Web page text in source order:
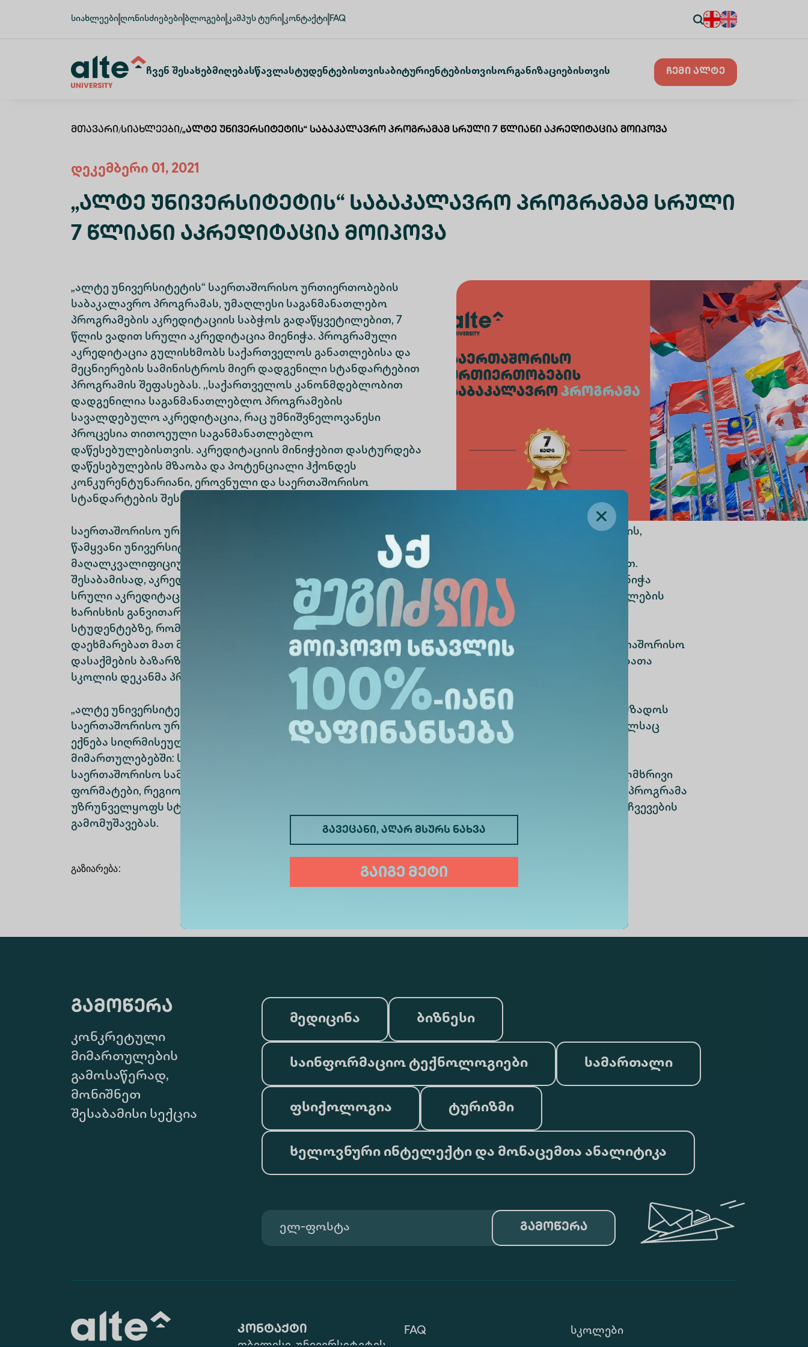
სიახლეები ღონისძიებები ბლოგები კამპუს ტური კონტაქტი FAQ
Ჩვენ ᲨესახებᲛიღებაᲡწავლაᲡტუდენტებისთვისᲐბიტურიენტებისთვისᲝრგანიზაციებისთვის ჩემი ალტე
გავეცანი, აღარ მსურს ნახვა
გაიგე მეტი
Მთავარი/Სიახლეები/„ალტე Უნივერსიტეტის“ Საბაკალავრო Პროგრამამ Სრული 7 Წლიანი Აკრედიტაცია Მოიპოვა
დეკემბერი 01, 2021
„ალტე Უნივერსიტეტის“ Საბაკალავრო Პროგრამამ Სრული
7 Წლიანი Აკრედიტაცია Მოიპოვა
„ალტე უნივერსიტეტის“ საერთაშორისო ურთიერთობების
საბაკალავრო პროგრამას, უმაღლესი საგანმანათლებო
პროგრამების აკრედიტაციის საბჭოს გადაწყვეტილებით, 7
წლის ვადით სრული აკრედიტაცია მიენიჭა. პროგრამული
აკრედიტაცია გულისხმობს საქართველოს განათლებისა და
მეცნიერების სამინისტროს მიერ დადგენილი სტანდარტებით
პროგრამის შეფასებას. ,,საქართველოს კანონმდებლობით
დადგენილია საგანმანათლებლო პროგრამების
სავალდებულო აკრედიტაცია, რაც უმნიშვნელოვანესი
პროცესია თითოეული საგანმანათლებლო
დაწესებულებისთვის. აკრედიტაციის მინიჭებით დასტურდება
დაწესებულების მზაობა და პოტენციალი ჰქონდეს
კონკურენტუნარიანი, ეროვნული და საერთაშორისო
სტანდარტების შესაბამისი პროგრამა.
საერთაშორისო ურთიერთობების საბაკალავრო პროგრამა განახლდა შრომის ბაზრის მოთხოვნების,
წამყვანი უნივერსიტეტების საუკეთესო საერთაშორისო პრაქტიკის გათვალისწინებითა და
მაღალკვალიფიციური აკადემიური და მოწვეული პრაქტიკოსი ლექტორების მაღალი ჩართულობით.
შესაბამისად, აკრედიტაციის საბჭომ დაადგინა პროგრამის სტანდარტებთან შესაბამისობა და მიანიჭა
სრული აკრედიტაცია 7 წლის ვადით, რაც პირველ რიგში, აისახება უნივერსიტეტზე, როგორც განათლების
ხარისხის განვითარებაზე მუდმივად ორიენტირებულ საგანმანათლებლო დაწესებულებასა და
სტუდენტებზე, რომლებიც ისარგებლებენ პროგრამით უზრუნველყოფილი უპირატესობებით, რაც
დაეხმარებათ მათ მაღალკვალიფიციურ პროფესიონალად ჩამოყალიბებასა და ქართულ და საერთაშორისო
დასაქმების ბაზარზე წარმატებით დასაქმებაში“. - აღნიშნა ჰუმანიტარულ და სოციალურ მეცნიერებათა
სკოლის დეკანმა პროფ. ქეთევან ცხადაძემ.
„ალტე უნივერსიტეტის“ საერთაშორისო ურთიერთობების საბაკალავრო პროგრამის მიზანია, მოამზადოს
საერთაშორისო ურთიერთობების სფეროში კონკურენტუნარიანი და პროფესიონალი კადრი, რომელსაც
ექნება სიღრმისეული ცოდნა საერთაშორისო ურთიერთობების სფეროს უმნიშვნელოვანეს
მიმართულებებში: საერთაშორისო უსაფრთხოება, საერთაშორისო ეკონომიკური ურთიერთობები,
საერთაშორისო სამართლებრივი წესრიგი, საერთაშორისო ურთიერთობების ორმხრივი და მრავალმხრივი
ფორმატები, რეგიონული კონტექსტები, მმართველობასთან დაკავშირებული საკვანძო საკითხები. პროგრამა
უზრუნველყოფს სტუდენტისთვის თეორიულ ცოდნასთან ერთად პრაქტიკული და კვლევითი უნარ-ჩვევების
გამომუშავებას.
გაზიარება:
გამოწერა
კონკრეტული
მიმართულების
გამოსაწერად,
მონიშნეთ
შესაბამისი სექცია
მედიცინა ბიზნესი
საინფორმაციო ტექნოლოგიები სამართალი
ფსიქოლოგია ტურიზმი
ხელოვნური ინტელექტი და მონაცემთა ანალიტიკა
გამოწერა
კონტაქტი FAQ Სკოლები